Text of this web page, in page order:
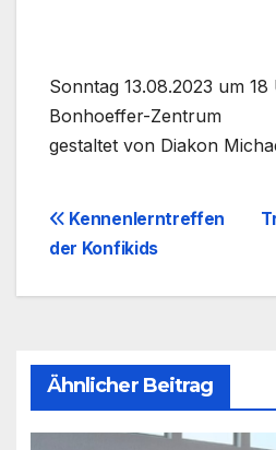
Sonn­tag 13.08.2023 um
Bonhoeffer-Zentrum
gestal­tet von Dia­kon
Kennenlerntreffen
der Konfikids
Ähnlicher Beitrag